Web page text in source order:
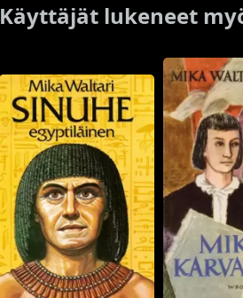
Käyttäjät lukeneet